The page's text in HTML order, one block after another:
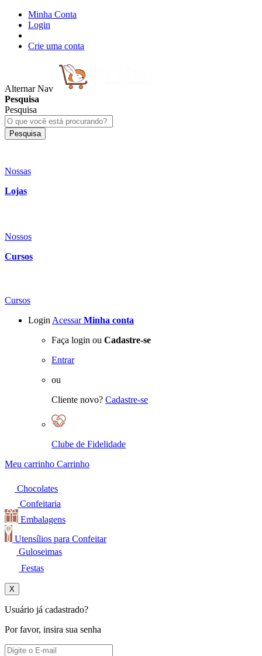
Minha Conta
Login
Crie uma conta
Alternar Nav
Pesquisa
Pesquisa
Pesquisa
Nossas
Lojas
Nossos
Cursos
Cursos
Login Acessar Minha conta
Faça login ou Cadastre-se
Entrar
ou
Cliente novo? Cadastre-se
Clube de Fidelidade
Meu carrinho Carrinho
Chocolates
Confeitaria
Embalagens
Utensílios para Confeitar
Guloseimas
Festas
X
Usuário já cadastrado?
Por favor, insira sua senha